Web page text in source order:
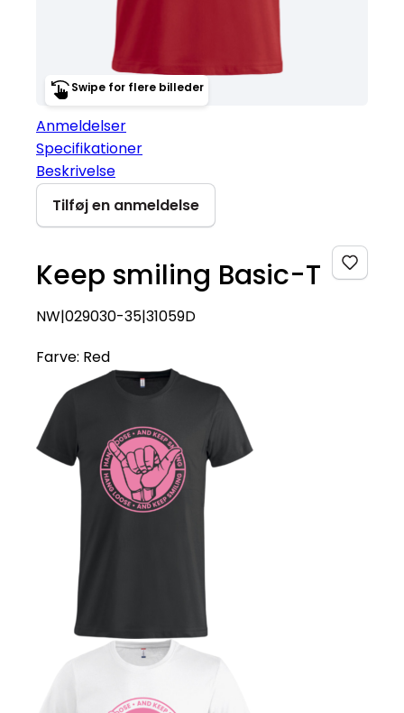
Swipe for flere billeder
Anmeldelser
Specifikationer
Beskrivelse
Tilføj en anmeldelse
Keep smiling Basic-T
NW|029030-35|31059D
Farve: Red